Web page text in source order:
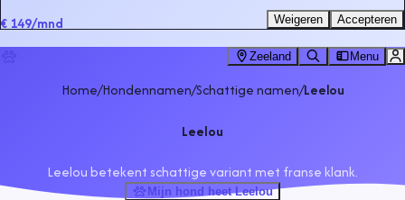
€ 149/mnd
Zeeland Menu
Home/Hondennamen/Schattige namen/Leelou
Leelou
Leelou betekent schattige variant met franse klank.
Mijn hond heet Leelou
Weigeren Accepteren